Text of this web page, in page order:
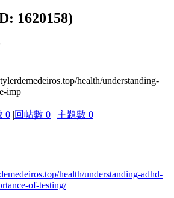
1620158)
health/understanding-
imp
0 |回帖數 0 | 主題數 0
health/understanding-adhd-
of-testing/